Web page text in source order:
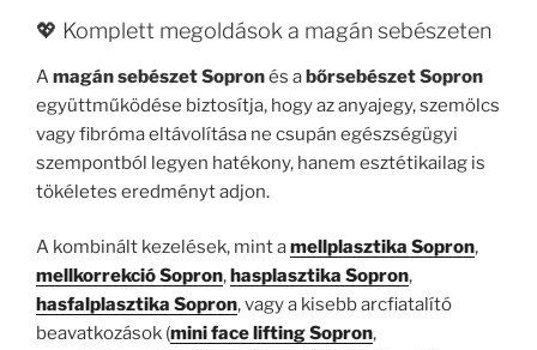
💖 Komplett megoldások a magán sebészeten
Amagán sebészet Sopronés abőrsebészet Sopron
együttműködése biztosítja, hogy az anyajegy, szemölcs
vagy fibróma eltávolítása ne csupán egészségügyi
szempontból legyen hatékony, hanem esztétikailag is
tökéletes eredményt adjon.
A kombinált kezelések, mint amellplasztika Sopron,
mellkorrekció Sopron, hasplasztika Sopron,
hasfalplasztika Sopron, vagy a kisebb arcfiatalító
beavatkozások (mini face lifting Sopron,